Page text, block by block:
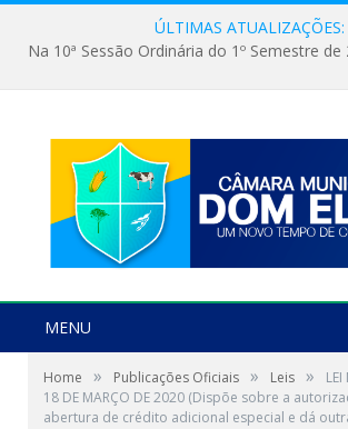
ÚLTIMAS ATUALIZAÇÕES:
MENU
Home » Publicações Oficiais » Leis »
18 DE MARÇO DE 2020 (Dispõe sobre a
abertura de crédito adicional especial e dá